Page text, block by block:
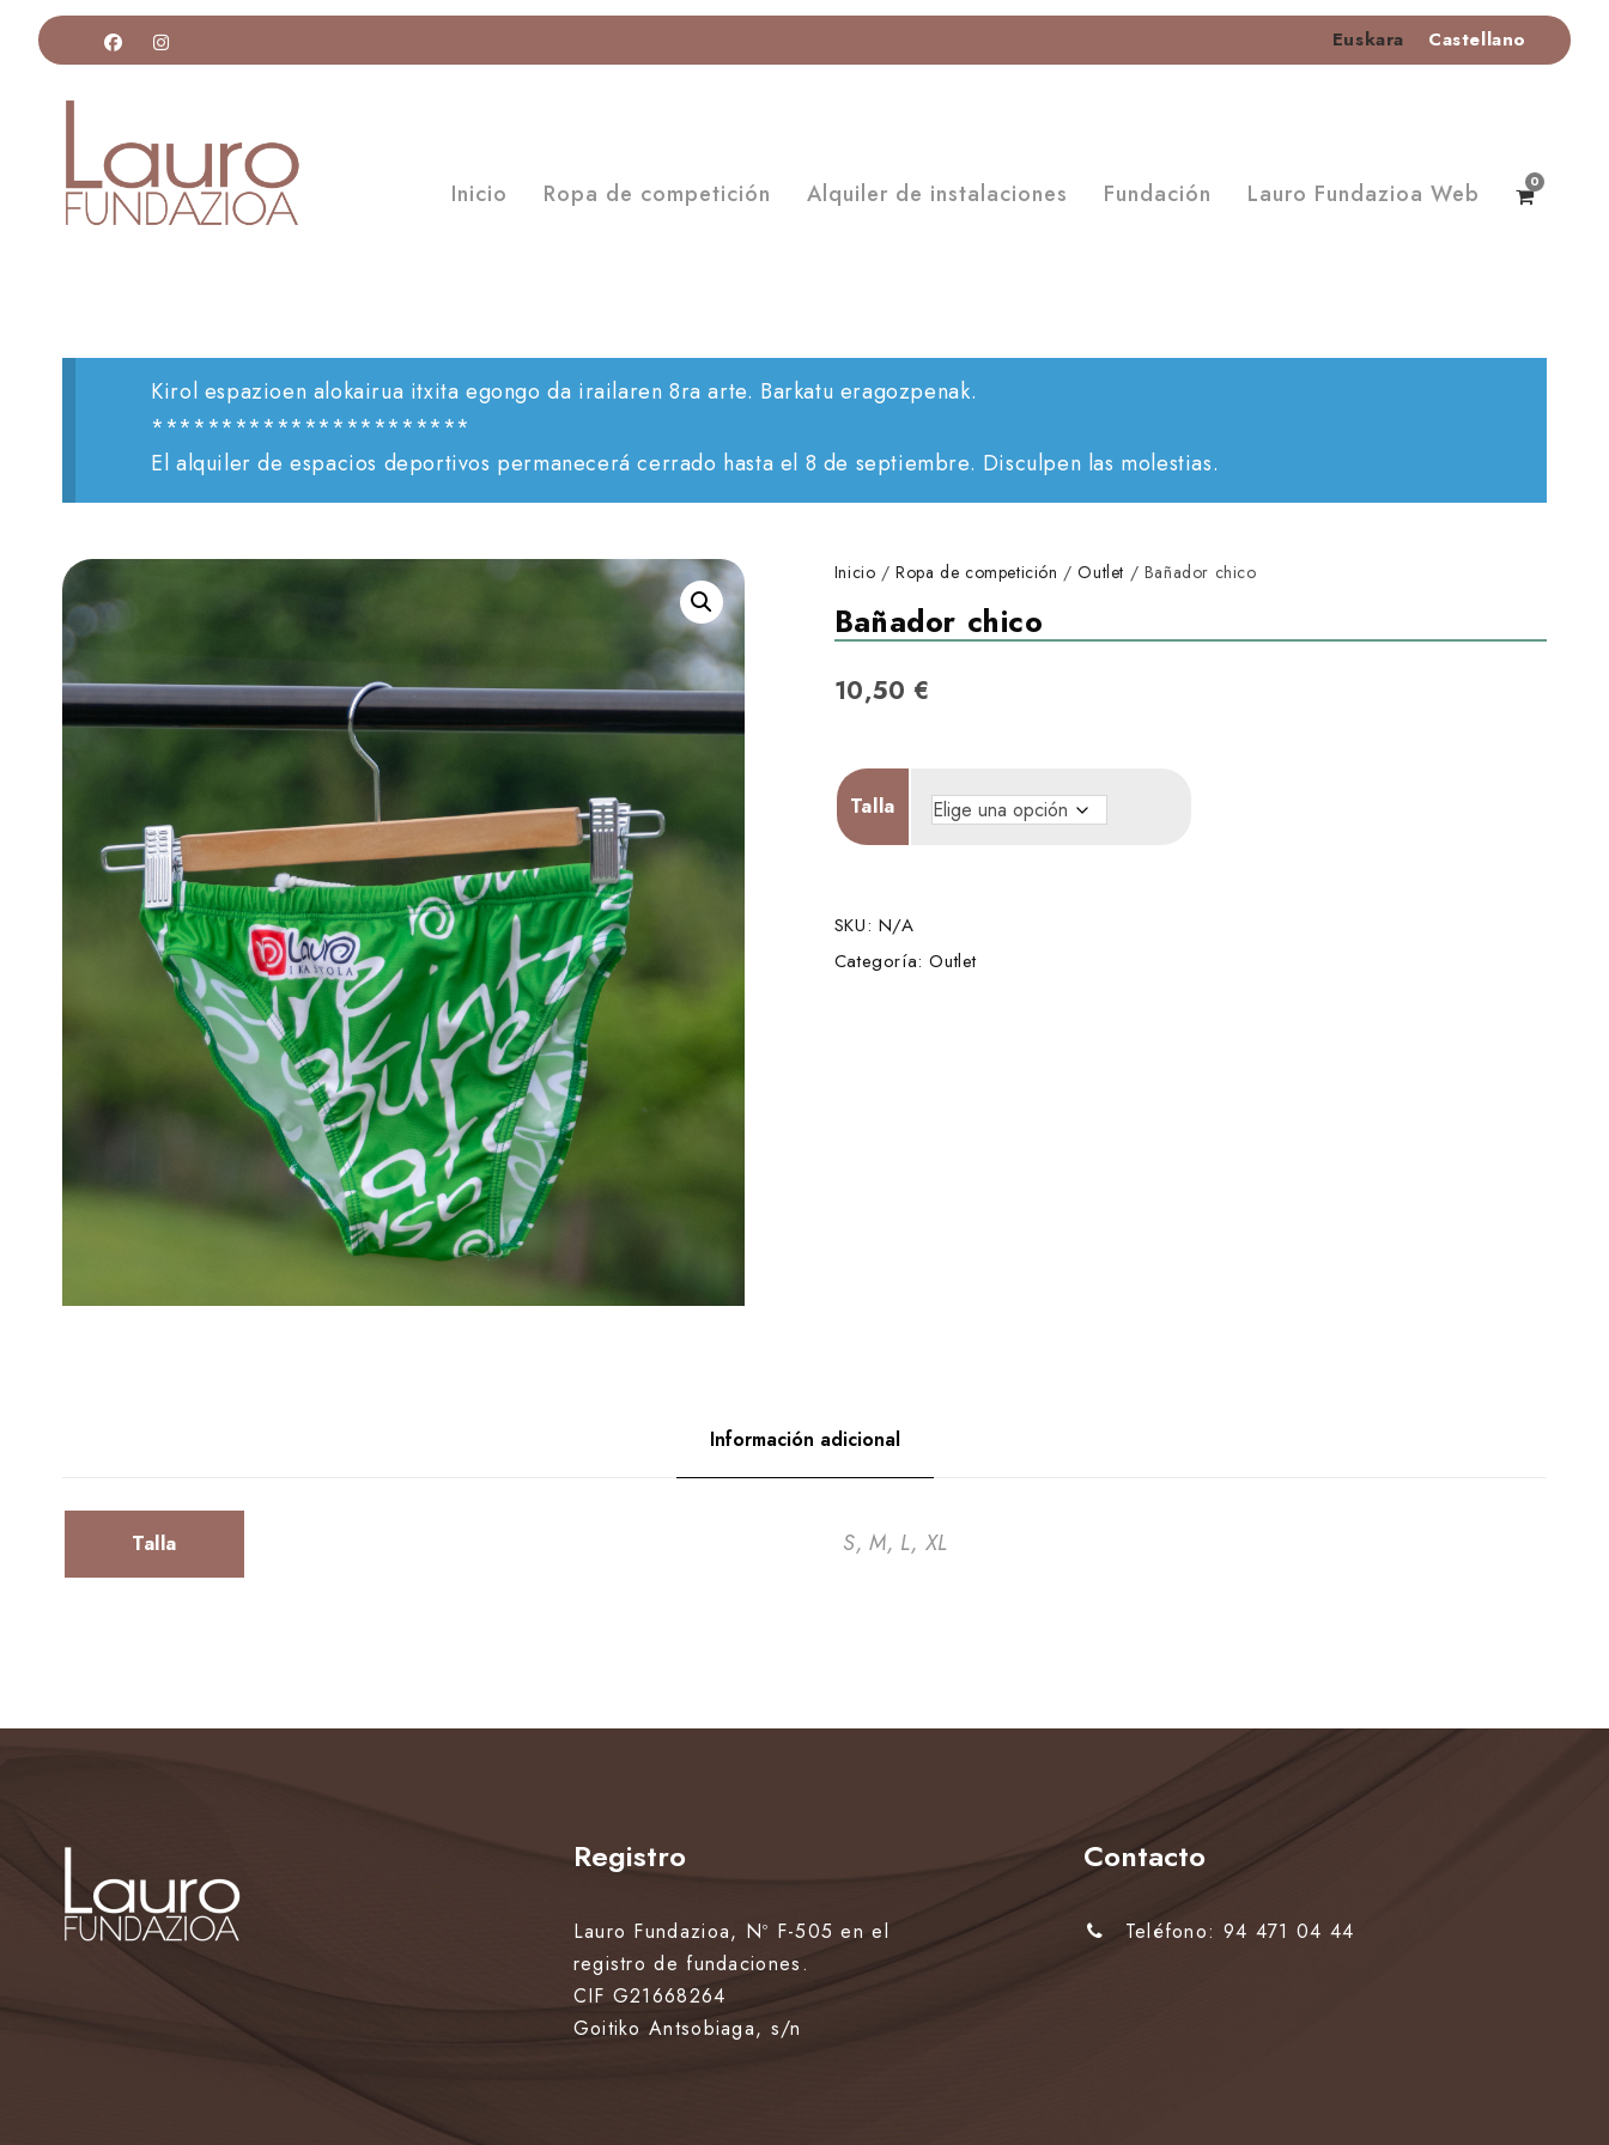
Euskara Castellano
Inicio Ropa de competición Alquiler de instalaciones Fundación Lauro Fundazioa Web 0
Kirol espazioen alokairua itxita egongo da irailaren 8ra arte. Barkatu eragozpenak.
***********************
El alquiler de espacios deportivos permanecerá cerrado hasta el 8 de septiembre. Disculpen las molestias.
Inicio /Ropa de competición /Outlet / Bañador chico
Bañador chico
10,50€
Talla
SKU: N/A
Categoría:Outlet
Información adicional
Talla S, M, L, XL
Registro
Lauro Fundazioa, Nº F-505 en el
registro de fundaciones.
CIF G21668264
Goitiko Antsobiaga, s/n
Contacto
Teléfono: 94 471 04 44